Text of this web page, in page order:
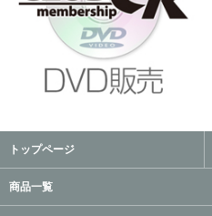
トップページ
商品一覧